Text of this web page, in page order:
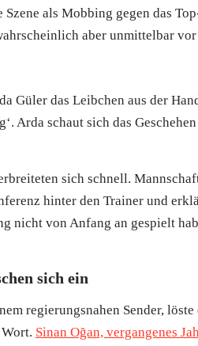
als Mobbing gegen das
aber unmittelbar
Güler das Leibchen aus der
Arda schaut sich das
sich schnell.
hinter den Trainer und
nicht von Anfang an gespielt
sich ein
regierungsnahen Sender,
Sinan Oğan, vergangenes